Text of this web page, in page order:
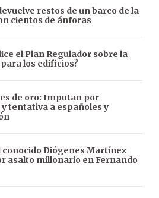
restos de un barco de la
cientos de ánforas
el Plan Regulador sobre la
los edificios?
de oro: Imputan por
tentativa a españoles y
conocido Diógenes Martínez
asalto millonario en Fernando